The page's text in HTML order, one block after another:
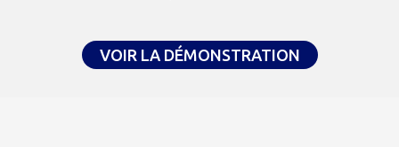
VOIR LA DÉMONSTRATION